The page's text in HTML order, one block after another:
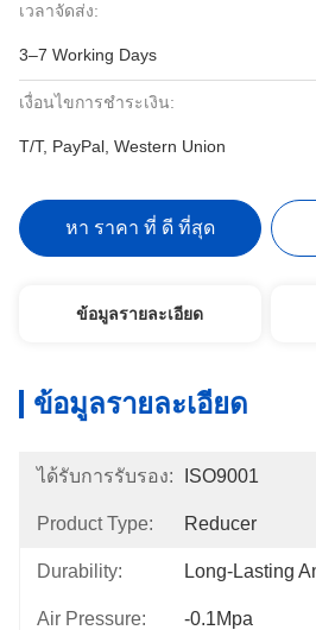
เวลาจัดส่ง:
3–7 Working Days
เงื่อนไขการชำระเงิน:
T/T, PayPal, Western Union
หา ราคา ที่ ดี ที่สุด
ข้อมูลรายละเอียด
ข้อมูลรายละเอียด
ได้รับการรับรอง: ISO9001
Product Type: Reducer
Durability: Long-Lasting
Air Pressure: -0.1Mpa